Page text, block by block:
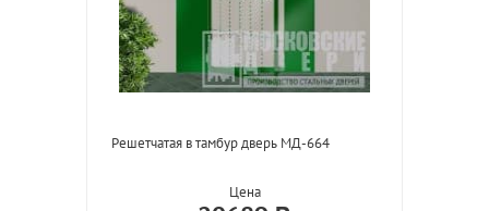
Решетчатая в тамбур дверь МД-664
Цена